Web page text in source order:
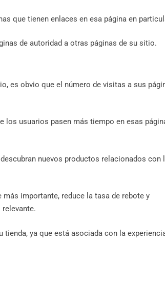
que tienen enlaces en esa página en
de autoridad a otras páginas de su sitio.
es obvio que el número de visitas a sus
los usuarios pasen más tiempo en esas
nuevos productos relacionados con
importante, reduce la tasa de rebote y
tienda, ya que está asociada con la